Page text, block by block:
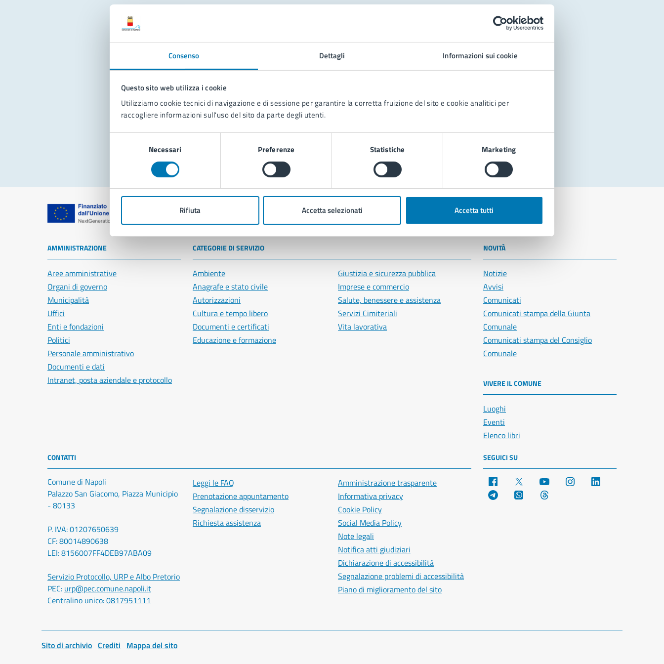
Consenso Dettagli Informazioni sui cookie
Questo sito web utilizza i cookie
Utilizziamo cookie tecnici di navigazione e di sessione per garantire la corretta fruizione del sito e cookie analitici per
raccogliere informazioni sull'uso del sito da parte degli utenti.
Necessari Preferenze Statistiche Marketing
Rifiuta Accetta selezionati Accetta tutti
Problemi in città
Segnala disservizio
Comune di Napoli
AMMINISTRAZIONE
Aree amministrative
Organi di governo
Municipalità
Uffici
Enti e fondazioni
Politici
Personale amministrativo
Documenti e dati
Intranet, posta aziendale e protocollo
CATEGORIE DI SERVIZIO
Ambiente
Anagrafe e stato civile
Autorizzazioni
Cultura e tempo libero
Documenti e certificati
Educazione e formazione
Giustizia e sicurezza pubblica
Imprese e commercio
Salute, benessere e assistenza
Servizi Cimiteriali
Vita lavorativa
NOVITÀ
Notizie
Avvisi
Comunicati
Comunicati stampa della Giunta
Comunale
Comunicati stampa del Consiglio
Comunale
VIVERE IL COMUNE
Luoghi
Eventi
Elenco libri
CONTATTI
Comune di Napoli
Palazzo San Giacomo, Piazza Municipio
- 80133
P. IVA: 01207650639
CF: 80014890638
LEI: 8156007FF4DEB97ABA09
Servizio Protocollo, URP e Albo Pretorio
PEC: urp@pec.comune.napoli.it
Centralino unico:0817951111
Leggi le FAQ
Prenotazione appuntamento
Segnalazione disservizio
Richiesta assistenza
Amministrazione trasparente
Informativa privacy
Cookie Policy
Social Media Policy
Note legali
Notifica atti giudiziari
Dichiarazione di accessibilità
Segnalazione problemi di accessibilità
Piano di miglioramento del sito
SEGUICI SU
Facebook YouTube Instagram
Telegram WhatsApp
Sito di archivio Crediti Mappa del sito